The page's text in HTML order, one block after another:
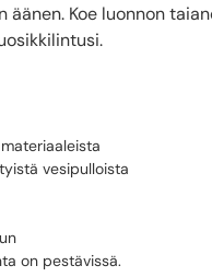
Koe luonnon
vesipulloista
on pestävissä.